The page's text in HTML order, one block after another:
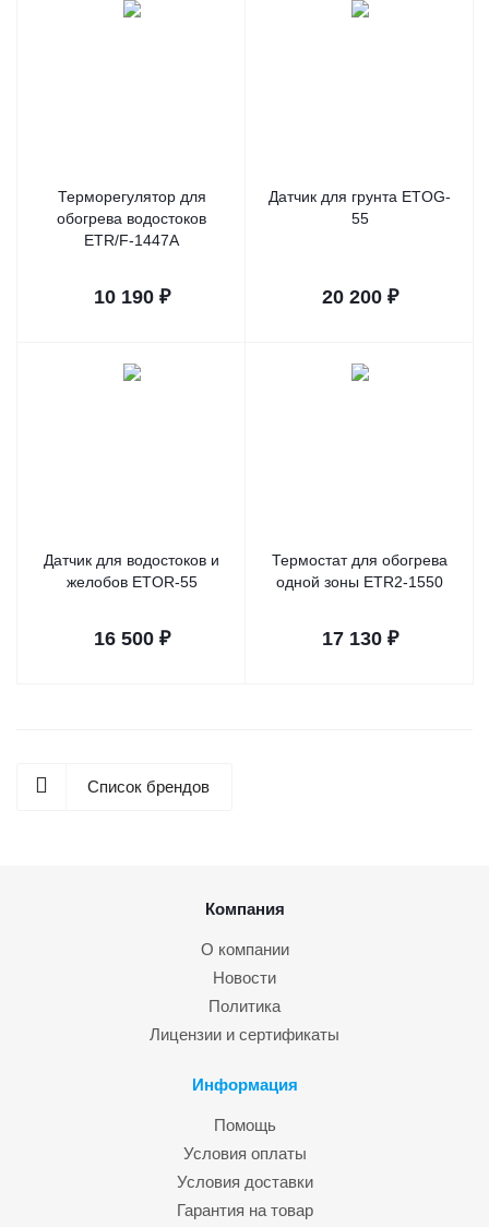
Терморегулятор для
обогрева водостоков
ETR/F-1447A
10 190₽
Датчик для грунта ETOG-
55
20 200₽
Датчик для водостоков и
желобов ETOR-55
16 500₽
Термостат для обогрева
одной зоны ETR2-1550
17 130₽
Список брендов
Компания
О компании
Новости
Политика
Лицензии и сертификаты
Информация
Помощь
Условия оплаты
Условия доставки
Гарантия на товар